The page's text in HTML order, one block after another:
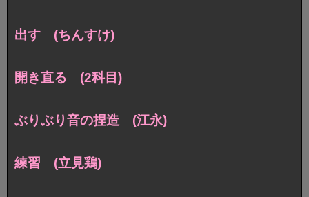
出す (ちんすけ)
開き直る (2科目)
ぶりぶり音の捏造 (江永)
練習 (立見鶏)